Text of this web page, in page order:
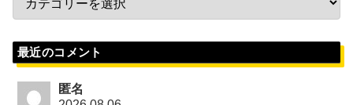
最近のコメント
匿名